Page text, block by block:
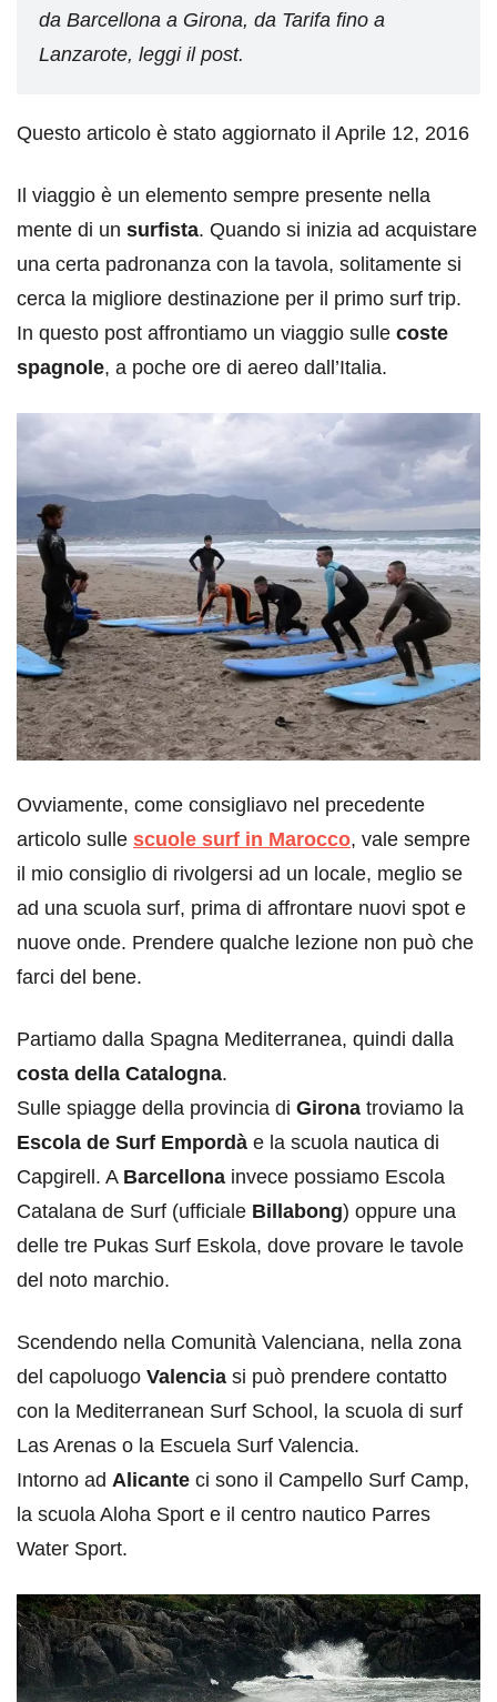
da Barcellona a Girona, da Tarifa fino a
Lanzarote, leggi il post.
Questo articolo è stato aggiornato il Aprile 12, 2016
Il viaggio è un elemento sempre presente nella
mente di un surfista. Quando si inizia ad acquistare
una certa padronanza con la tavola, solitamente si
cerca la migliore destinazione per il primo surf trip.
In questo post affrontiamo un viaggio sulle coste
spagnole, a poche ore di aereo dall’Italia.
Ovviamente, come consigliavo nel precedente
articolo sulle scuole surf in Marocco, vale sempre
il mio consiglio di rivolgersi ad un locale, meglio se
ad una scuola surf, prima di affrontare nuovi spot e
nuove onde. Prendere qualche lezione non può che
farci del bene.
Partiamo dalla Spagna Mediterranea, quindi dalla
costa della Catalogna.
Sulle spiagge della provincia di Girona troviamo la
Escola de Surf Empordà e la scuola nautica di
Capgirell. A Barcellona invece possiamo Escola
Catalana de Surf (ufficiale Billabong) oppure una
delle tre Pukas Surf Eskola, dove provare le tavole
del noto marchio.
Scendendo nella Comunità Valenciana, nella zona
del capoluogo Valencia si può prendere contatto
con la Mediterranean Surf School, la scuola di surf
Las Arenas o la Escuela Surf Valencia.
Intorno ad Alicante ci sono il Campello Surf Camp,
la scuola Aloha Sport e il centro nautico Parres
Water Sport.